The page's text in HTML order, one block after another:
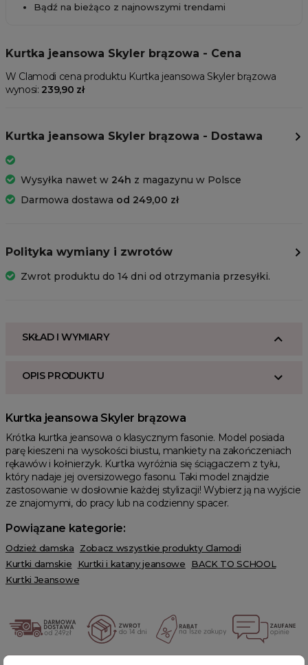
Bądź na bieżąco z najnowszymi trendami
Kurtka jeansowa Skyler brązowa - Cena
W Clamodi cena produktu Kurtka jeansowa Skyler brązowa
wynosi: 239,90 zł
Kurtka jeansowa Skyler brązowa - Dostawa
Wysyłka nawet w 24h z magazynu w Polsce
Darmowa dostawa od 249,00 zł
Polityka wymiany i zwrotów
Zwrot produktu do 14 dni od otrzymania przesyłki.
SKŁAD I WYMIARY
OPIS PRODUKTU
Kurtka jeansowa Skyler brązowa
Krótka kurtka jeansowa o klasycznym fasonie. Model posiada
parę kieszeni na wysokości biustu, mankiety na zakończeniach
rękawów i kołnierzyk. Kurtka wyróżnia się ściągaczem z tyłu,
który nadaje jej oversizowego fasonu. Taki model znajdzie
zastosowanie w dosłownie każdej stylizacji! Wybierz ją na wyjście
ze znajomymi, do pracy lub na codzienny spacer.
Powiązane kategorie:
Odzież damska
Zobacz wszystkie produkty Clamodi
Kurtki damskie
Kurtki i katany jeansowe
BACK TO SCHOOL
Kurtki Jeansowe